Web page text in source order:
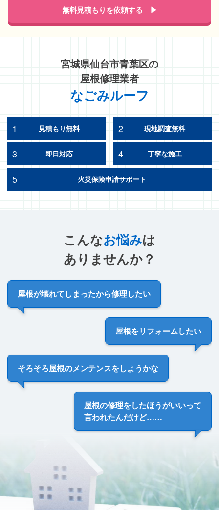
無料見積もりを依頼する ▶
宮城県仙台市青葉区の
屋根修理業者
なごみルーフ
1 見積もり無料 2 現地調査無料
3 即日対応 4 丁寧な施工
5 火災保険申請サポート
こんなお悩みは
ありませんか？
屋根が壊れてしまったから修理したい
屋根をリフォームしたい
そろそろ屋根のメンテンスをしようかな
屋根の修理をしたほうがいいって
言われたんだけど……